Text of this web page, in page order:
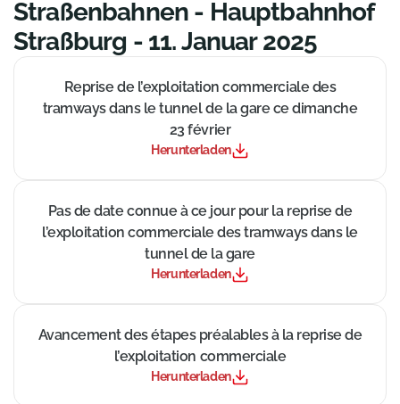
Straßenbahnen - Hauptbahnhof
Straßburg - 11. Januar 2025
Reprise de l’exploitation commerciale des
tramways dans le tunnel de la gare ce dimanche
23 février
Herunterladen
((Neues Fenster))
Pas de date connue à ce jour pour la reprise de
l’exploitation commerciale des tramways dans le
tunnel de la gare
Herunterladen
((Neues Fenster))
Avancement des étapes préalables à la reprise de
l’exploitation commerciale
Herunterladen
((Neues Fenster))